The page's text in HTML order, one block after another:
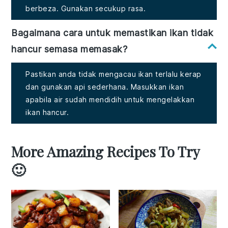
berbeza. Gunakan secukup rasa.
Bagaimana cara untuk memastikan ikan tidak
hancur semasa memasak?
Pastikan anda tidak mengacau ikan terlalu kerap
dan gunakan api sederhana. Masukkan ikan
apabila air sudah mendidih untuk mengelakkan
ikan hancur.
More Amazing Recipes To Try
🙂